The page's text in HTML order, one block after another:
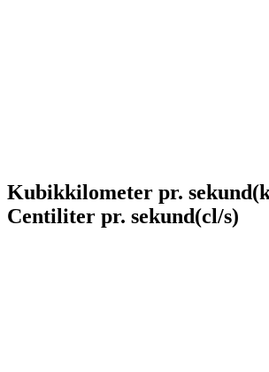
Kubikkilometer pr.
Centiliter pr. sekund(cl/s)